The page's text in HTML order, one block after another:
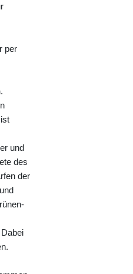
per
und
des
der